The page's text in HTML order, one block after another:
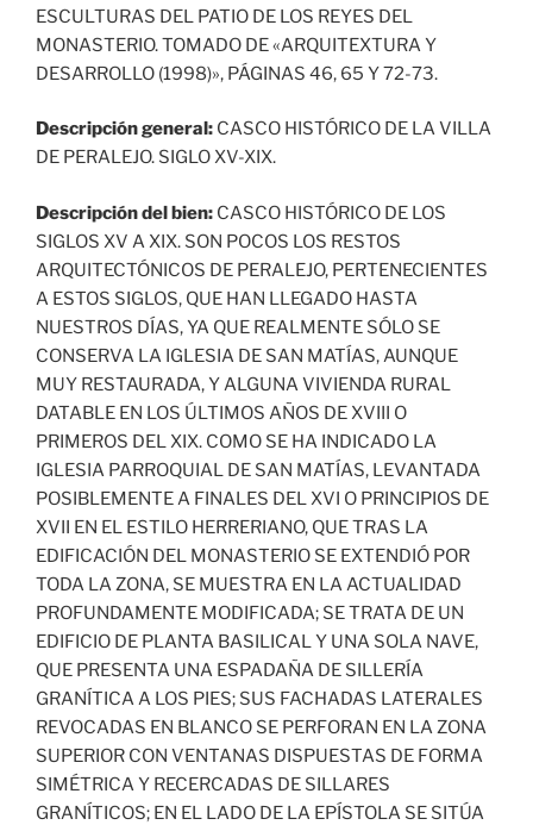
ESCULTURAS DEL PATIO DE LOS REYES DEL
MONASTERIO. TOMADO DE «ARQUITEXTURA Y
DESARROLLO (1998)», PÁGINAS 46, 65 Y 72-73.
Descripción general: CASCO HISTÓRICO DE LA VILLA
DE PERALEJO. SIGLO XV-XIX.
Descripción del bien: CASCO HISTÓRICO DE LOS
SIGLOS XV A XIX. SON POCOS LOS RESTOS
ARQUITECTÓNICOS DE PERALEJO, PERTENECIENTES
A ESTOS SIGLOS, QUE HAN LLEGADO HASTA
NUESTROS DÍAS, YA QUE REALMENTE SÓLO SE
CONSERVA LA IGLESIA DE SAN MATÍAS, AUNQUE
MUY RESTAURADA, Y ALGUNA VIVIENDA RURAL
DATABLE EN LOS ÚLTIMOS AÑOS DE XVIII O
PRIMEROS DEL XIX. COMO SE HA INDICADO LA
IGLESIA PARROQUIAL DE SAN MATÍAS, LEVANTADA
POSIBLEMENTE A FINALES DEL XVI O PRINCIPIOS DE
XVII EN EL ESTILO HERRERIANO, QUE TRAS LA
EDIFICACIÓN DEL MONASTERIO SE EXTENDIÓ POR
TODA LA ZONA, SE MUESTRA EN LA ACTUALIDAD
PROFUNDAMENTE MODIFICADA; SE TRATA DE UN
EDIFICIO DE PLANTA BASILICAL Y UNA SOLA NAVE,
QUE PRESENTA UNA ESPADAÑA DE SILLERÍA
GRANÍTICA A LOS PIES; SUS FACHADAS LATERALES
REVOCADAS EN BLANCO SE PERFORAN EN LA ZONA
SUPERIOR CON VENTANAS DISPUESTAS DE FORMA
SIMÉTRICA Y RECERCADAS DE SILLARES
GRANÍTICOS; EN EL LADO DE LA EPÍSTOLA SE SITÚA